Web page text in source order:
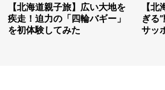
【北海道親子旅】広い大地を
疾走！迫力の「四輪バギー」
を初体験してみた
【
ぎる
サッ